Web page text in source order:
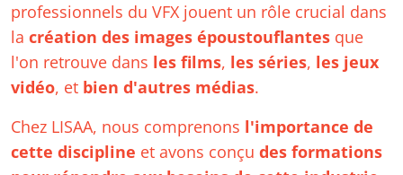
professionnels du VFX jouent un rôle crucial dans
la création des images époustouflantes que
l'on retrouve dans les films, les séries, les jeux
vidéo, et bien d'autres médias.
Chez LISAA, nous comprenons l'importance de
cette discipline et avons conçu des formations